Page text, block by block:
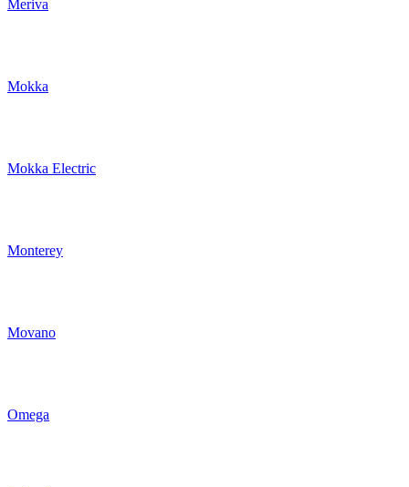
Meriva
Mokka
Mokka Electric
Monterey
Movano
Omega